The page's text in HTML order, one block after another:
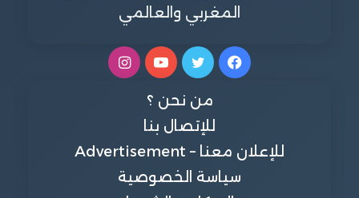
المغربي والعالمي
فيسبوكتويتر يوتيوبانستقرام
من نحن ؟
للإتصال بنا
للإعلان معنا – Advertisement
سياسة الخصوصية